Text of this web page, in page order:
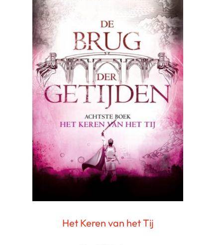
Het Keren van het Tij